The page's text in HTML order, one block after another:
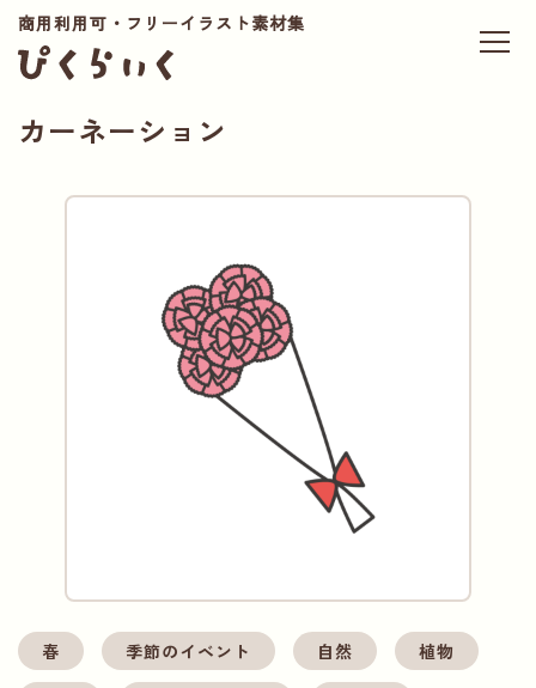
商用利用可・フリーイラスト素材集
カーネーション
春 季節のイベント 自然 植物